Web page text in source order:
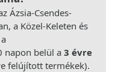
Ázsia-Csendes-
a Közel-Keleten és
napon belül a3 évre
felújított termékek).